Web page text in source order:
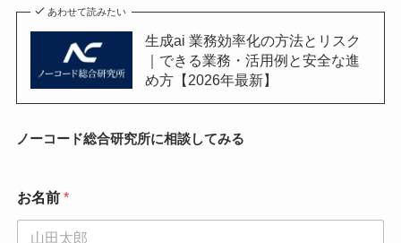
あわせて読みたい
生成ai 業務効率化の方法とリスク
｜できる業務・活用例と安全な進
め方【2026年最新】
ノーコード総合研究所に相談してみる
お名前 *